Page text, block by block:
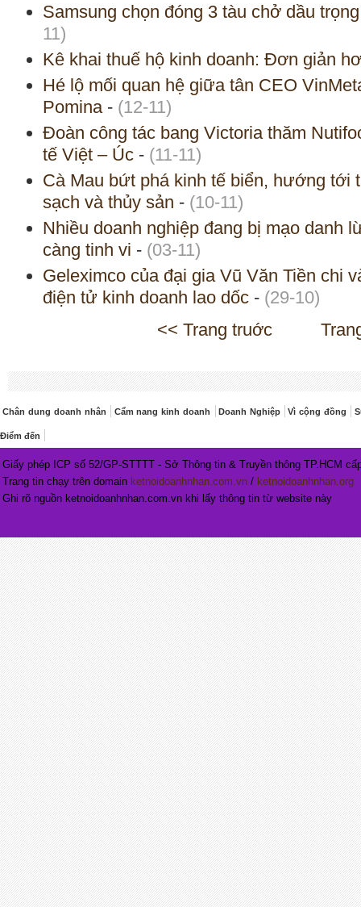
Samsung chọn đóng 3 tàu chở dầu
11)
Kê khai thuế hộ kinh doanh: Đơn giản
Hé lộ mối quan hệ giữa tân CEO
Pomina - (12-11)
Đoàn công tác bang Victoria thăm
tế Việt – Úc - (11-11)
Cà Mau bứt phá kinh tế biển, hướng tới
sạch và thủy sản - (10-11)
Nhiều doanh nghiệp đang bị mạo danh
càng tinh vi - (03-11)
Geleximco của đại gia Vũ Văn Tiền chi
điện tử kinh doanh lao dốc - (29-10)
<< Trang truớc
Chân dung doanh nhân Cẩm nang kinh doanh Doanh Nghiệp Vì cộng đồng
Điểm đến
Giấy phép ICP số 52/GP-STTTT - Sở Thông tin & Truyền thông TP.HCM
Trang tin chạy trên domain ketnoidoanhnhan.com.vn / ketnoidoanhnhan.org
Ghi rõ nguồn ketnoidoanhnhan.com.vn khi lấy thông tin từ website này